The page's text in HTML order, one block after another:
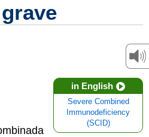
in English
Severe Combined
Immunodeficiency
(SCID)